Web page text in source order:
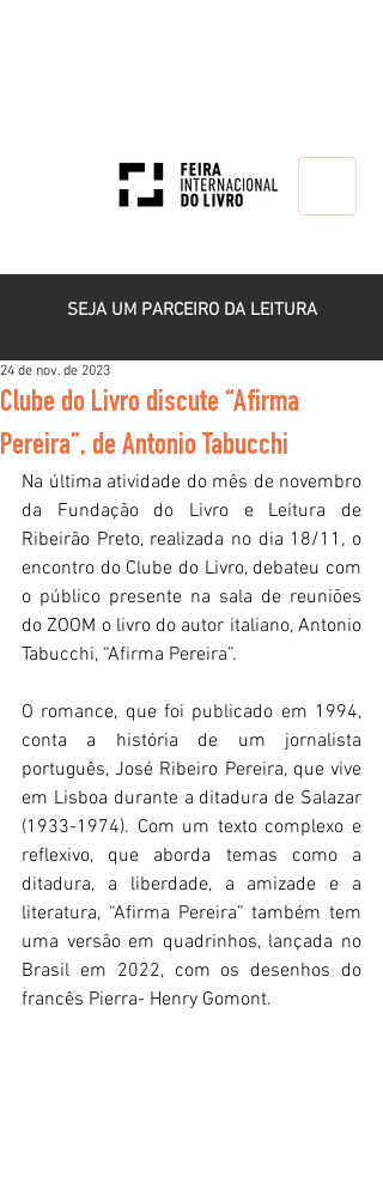
SEJA UM PARCEIRO DA LEITURA
Clube do Livro discute “Afirma
Pereira”, de Antonio Tabucchi
24 de nov. de 2023
Na última atividade do mês de novembro
da Fundação do Livro e Leitura de
Ribeirão Preto, realizada no dia 18/11, o
encontro do Clube do Livro, debateu com
o público presente na sala de reuniões
do ZOOM o livro do autor italiano, Antonio
Tabucchi, “Afirma Pereira”.
O romance, que foi publicado em 1994,
conta a história de um jornalista
português, José Ribeiro Pereira, que vive
em Lisboa durante a ditadura de Salazar
(1933-1974). Com um texto complexo e
reflexivo, que aborda temas como a
ditadura, a liberdade, a amizade e a
literatura, “Afirma Pereira” também tem
uma versão em quadrinhos, lançada no
Brasil em 2022, com os desenhos do
francês Pierra- Henry Gomont.